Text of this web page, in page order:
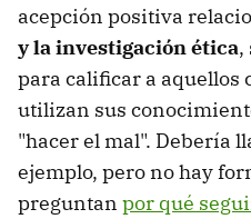
acepción positiva
y la investigación ética,
para calificar a
utilizan sus
"hacer el mal". Debería
ejemplo, pero no hay
preguntan por qué